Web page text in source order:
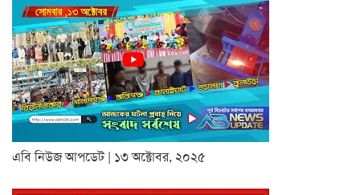
এবি নিউজ আপডেট | ১৩ অক্টোবর, ২০২৫